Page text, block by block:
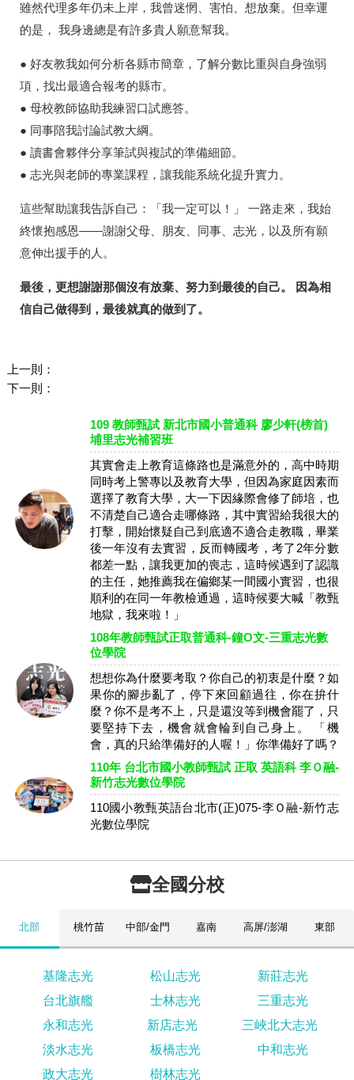
雖然代理多年仍未上岸，我曾迷惘、害怕、想放棄。但幸運
的是， 我身邊總是有許多貴人願意幫我。
● 好友教我如何分析各縣市簡章，了解分數比重與自身強弱
項，找出最適合報考的縣市。
● 母校教師協助我練習口試應答。
● 同事陪我討論試教大綱。
● 讀書會夥伴分享筆試與複試的準備細節。
● 志光與老師的專業課程，讓我能系統化提升實力。
這些幫助讓我告訴自己：「我一定可以！」 一路走來，我始
終懷抱感恩——謝謝父母、朋友、同事、志光，以及所有願
意伸出援手的人。
最後，更想謝謝那個沒有放棄、努力到最後的自己。 因為相
信自己做得到，最後就真的做到了。
上一則：
下一則：
109 教師甄試 新北市國小普通科 廖少軒(榜首)
埔里志光補習班
其實會走上教育這條路也是滿意外的，高中時期
同時考上警專以及教育大學，但因為家庭因素而
選擇了教育大學，大一下因緣際會修了師培，也
不清楚自己適合走哪條路，其中實習給我很大的
打擊，開始懷疑自己到底適不適合走教職，畢業
後一年沒有去實習，反而轉國考，考了2年分數
都差一點，讓我更加的喪志，這時候遇到了認識
的主任，她推薦我在偏鄉某一間國小實習，也很
順利的在同一年教檢通過，這時候要大喊「教甄
地獄，我來啦！」
108年教師甄試正取普通科-鐘O文-三重志光數
位學院
想想你為什麼要考取？你自己的初衷是什麼？如
果你的腳步亂了，停下來回顧過往，你在拚什
麼？你不是考不上，只是還沒等到機會罷了，只
要堅持下去，機會就會輪到自己身上。 「機
會，真的只給準備好的人喔！」你準備好了嗎？
110年 台北市國小教師甄試 正取 英語科 李Ｏ融-
新竹志光數位學院
110國小教甄英語台北市(正)075-李Ｏ融-新竹志
光數位學院
全國分校
北部 桃竹苗 中部/金門 嘉南 高屏/澎湖 東部
基隆志光 松山志光
新莊志光
台北旗艦
士林志光
三重志光
永和志光
新店志光
三峽北大志光
淡水志光
板橋志光
中和志光
政大志光
樹林志光